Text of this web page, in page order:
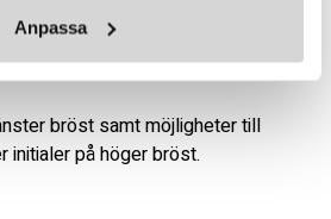
Anpassa
att dra på över en T-shirt eller
jacka under kalla morgnar i
bröst samt möjligheter till
på höger bröst.